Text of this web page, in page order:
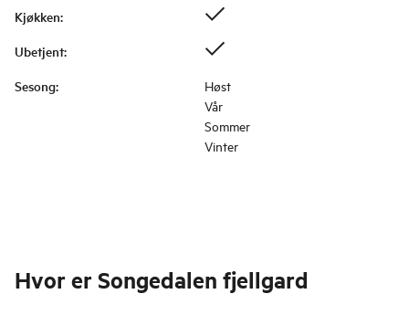
Kjøkken:
Ubetjent:
Sesong:
Høst
Vår
Sommer
Vinter
Hvor er Songedalen fjellgard